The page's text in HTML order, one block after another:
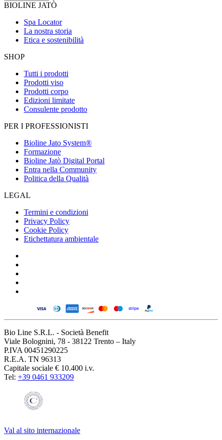
BIOLINE JATÒ
Spa Locator
La nostra storia
Etica e sostenibilità
SHOP
Tutti i prodotti
Prodotti viso
Prodotti corpo
Edizioni limitate
Consulente prodotto
PER I PROFESSIONISTI
Bioline Jato System®
Formazione
Bioline Jatò Digital Portal
Entra nella Community
Politica della Qualità
LEGAL
Termini e condizioni
Privacy Policy
Cookie Policy
Etichettatura ambientale
Bio Line S.R.L. - Società Benefit
Viale Bolognini, 78 - 38122 Trento – Italy
P.IVA 00451290225
R.E.A. TN 96313
Capitale sociale € 10.400 i.v.
Tel: +39 0461 933209
Val al sito internazionale